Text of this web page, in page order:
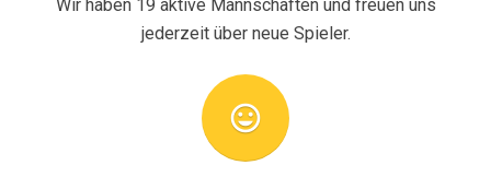
Wir haben 19 aktive Mannschaften und freuen uns
jederzeit über neue Spieler.
mood